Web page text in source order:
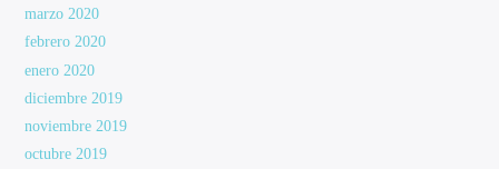
marzo 2020
febrero 2020
enero 2020
diciembre 2019
noviembre 2019
octubre 2019